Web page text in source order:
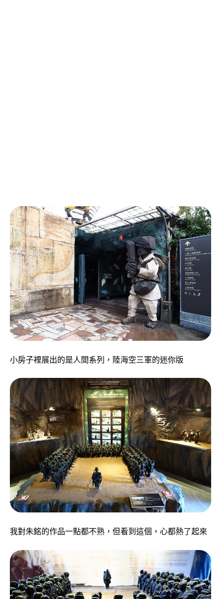
小房子裡展出的是人間系列，陸海空三軍的迷你版
我對朱銘的作品一點都不熟，但看到這個，心都熱了起來